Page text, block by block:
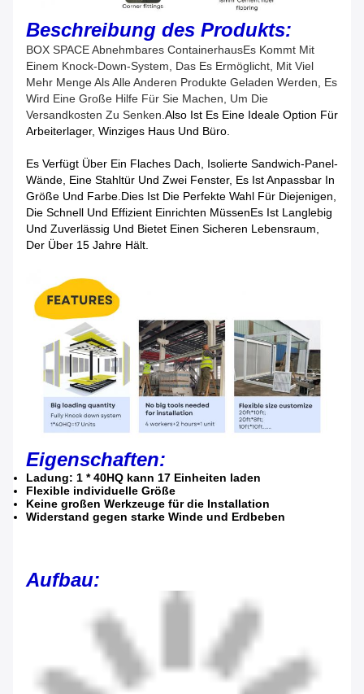
Beschreibung des Produkts:
BOX SPACE Abnehmbares ContainerhausEs Kommt Mit
Einem Knock-Down-System, Das Es Ermöglicht, Mit Viel
Mehr Menge Als Alle Anderen Produkte Geladen Werden, Es
Wird Eine Große Hilfe Für Sie Machen, Um Die
Versandkosten Zu Senken. Also Ist Es Eine Ideale Option Für
Arbeiterlager, Winziges Haus Und Büro.
Es Verfügt Über Ein Flaches Dach, Isolierte Sandwich-Panel-
Wände, Eine Stahltür Und Zwei Fenster, Es Ist Anpassbar In
Größe Und Farbe.Dies Ist Die Perfekte Wahl Für Diejenigen,
Die Schnell Und Effizient Einrichten MüssenEs Ist Langlebig
Und Zuverlässig Und Bietet Einen Sicheren Lebensraum,
Der Über 15 Jahre Hält.
Eigenschaften:
Ladung: 1 * 40HQ kann 17 Einheiten laden
Flexible individuelle Größe
Keine großen Werkzeuge für die Installation
Widerstand gegen starke Winde und Erdbeben
Aufbau: